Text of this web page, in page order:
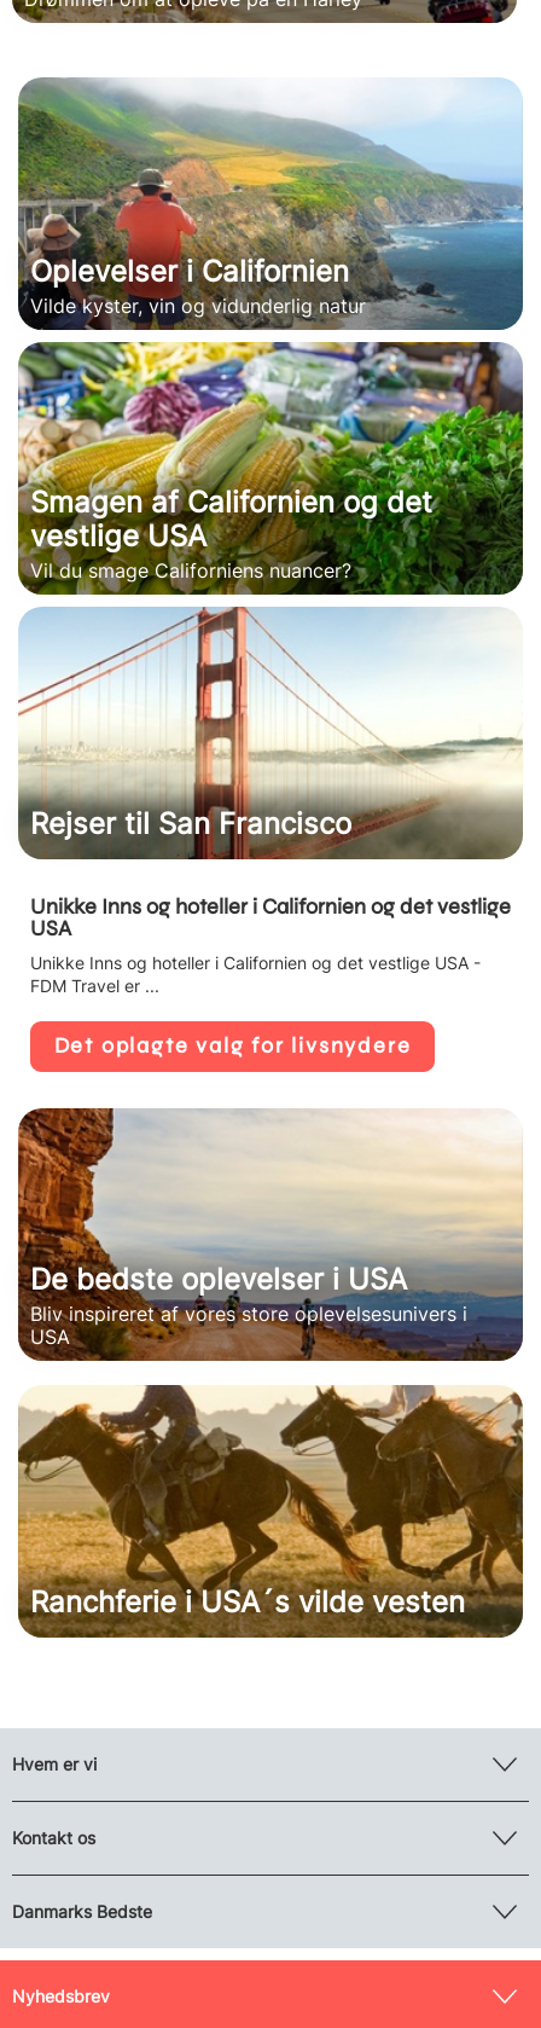
Oplevelser i Californien
Vilde kyster, vin og vidunderlig natur
Smagen af Californien og det
vestlige USA
Vil du smage Californiens nuancer?
Rejser til San Francisco
Unikke Inns og hoteller i Californien og det vestlige
USA
Unikke Inns og hoteller i Californien og det vestlige USA -
FDM Travel er ...
Det oplagte valg for livsnydere
De bedste oplevelser i USA
Bliv inspireret af vores store oplevelsesunivers i
USA
Ranchferie i USA´s vilde vesten
Hvem er vi
Kontakt os
Danmarks Bedste
Nyhedsbrev